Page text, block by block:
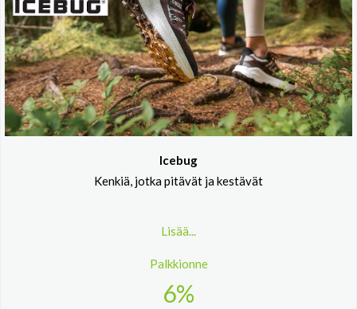
Icebug
Kenkiä, jotka pitävät ja kestävät
Lisää...
Palkkionne
6%